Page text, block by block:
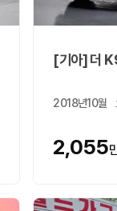
[기아] 더
2018년10월
2,055